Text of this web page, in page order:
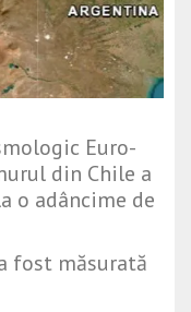
Euro-
din Chile a
o adâncime de
fost măsurată